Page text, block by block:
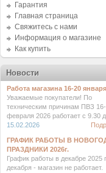
Гарантия
Главная страница
Свяжитесь с нами
Информация о магазине
Как купить
Новости
Работа магазина 16-20
Уважаемые покупатели! По
техническим причинам ПВЗ
февраля 2026 работает с 9.30
15.02.2026
ГРАФИК РАБОТЫ В
ПРАЗДНИКИ 2026г.
График работы в декабре 2025
декабря - магазин не работает.